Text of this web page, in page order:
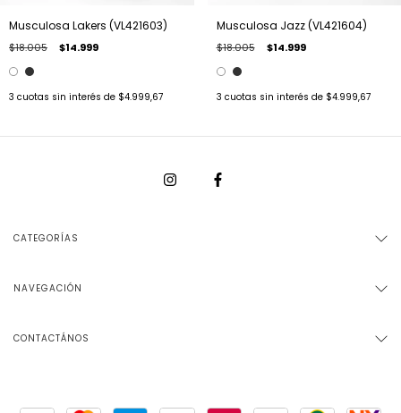
Musculosa Lakers (VL421603)
$18.005 $14.999
3 cuotas sin interés de $4.999,67
Musculosa Jazz (VL421604)
$18.005 $14.999
3 cuotas sin interés de $4.999,67
CATEGORÍAS
NAVEGACIÓN
CONTACTÁNOS